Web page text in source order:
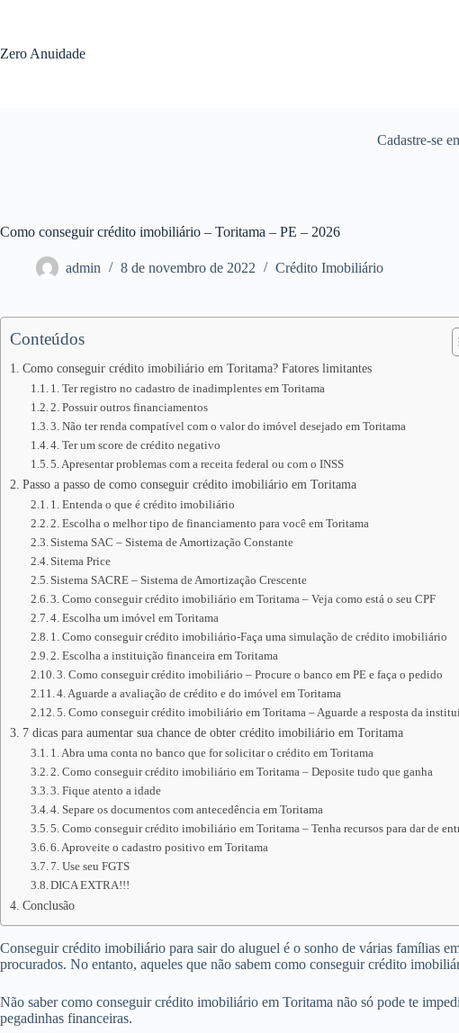
conteúdo
Zero Anuidade
Cadastre-se
Como conseguir crédito imobiliário – Toritama – PE – 2026
admin 8 de novembro de 2022 Crédito Imobiliário
Conteúdos
Como conseguir crédito imobiliário em Toritama? Fatores limitantes
1. Ter registro no cadastro de inadimplentes em Toritama
2. Possuir outros financiamentos
3. Não ter renda compatível com o valor do imóvel desejado em Toritama
4. Ter um score de crédito negativo
5. Apresentar problemas com a receita federal ou com o INSS
Passo a passo de como conseguir crédito imobiliário em Toritama
1. Entenda o que é crédito imobiliário
2. Escolha o melhor tipo de financiamento para você em Toritama
Sistema SAC – Sistema de Amortização Constante
Sitema Price
Sistema SACRE – Sistema de Amortização Crescente
3. Como conseguir crédito imobiliário em Toritama – Veja como está o seu CPF
4. Escolha um imóvel em Toritama
1. Como conseguir crédito imobiliário-Faça uma simulação de crédito imobiliário
2. Escolha a instituição financeira em Toritama
3. Como conseguir crédito imobiliário – Procure o banco em PE e faça o pedido
4. Aguarde a avaliação de crédito e do imóvel em Toritama
5. Como conseguir crédito imobiliário em Toritama – Aguarde a resposta da
7 dicas para aumentar sua chance de obter crédito imobiliário em Toritama
1. Abra uma conta no banco que for solicitar o crédito em Toritama
2. Como conseguir crédito imobiliário em Toritama – Deposite tudo que ganha
3. Fique atento a idade
4. Separe os documentos com antecedência em Toritama
5. Como conseguir crédito imobiliário em Toritama – Tenha recursos para dar de
6. Aproveite o cadastro positivo em Toritama
7. Use seu FGTS
DICA EXTRA!!!
Conclusão
Conseguir crédito imobiliário para sair do aluguel é o sonho de várias famílias
procurados. No entanto, aqueles que não sabem como conseguir crédito
Não saber como conseguir crédito imobiliário em Toritama não só pode te
pegadinhas financeiras.